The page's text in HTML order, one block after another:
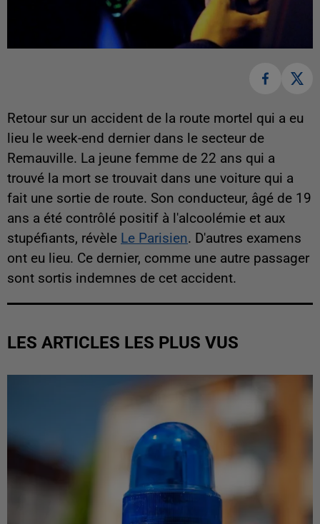
Retour sur un accident de la route mortel qui a eu
lieu le week-end dernier dans le secteur de
Remauville. La jeune femme de 22 ans qui a
trouvé la mort se trouvait dans une voiture qui a
fait une sortie de route. Son conducteur, âgé de 19
ans a été contrôlé positif à l'alcoolémie et aux
stupéfiants, révèle Le Parisien. D'autres examens
ont eu lieu. Ce dernier, comme une autre passager
sont sortis indemnes de cet accident.
LES ARTICLES LES PLUS VUS